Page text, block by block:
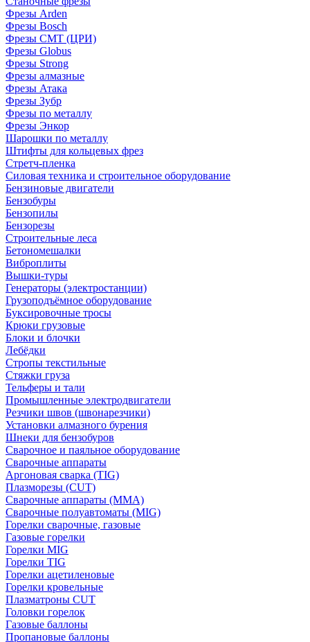
Фрезы Arden
Фрезы Bosch
Фрезы CMT (ЦРИ)
Фрезы Globus
Фрезы Strong
Фрезы алмазные
Фрезы Атака
Фрезы Зубр
Фрезы по металлу
Фрезы Энкор
Шарошки по металлу
Штифты для кольцевых фрез
Стретч-пленка
Силовая техника и строительное оборудование
Бензиновые двигатели
Бензобуры
Бензопилы
Бензорезы
Строительные леса
Бетономешалки
Виброплиты
Вышки-туры
Генераторы (электростанции)
Грузоподъёмное оборудование
Буксировочные тросы
Крюки грузовые
Блоки и блочки
Лебёдки
Стропы текстильные
Стяжки груза
Тельферы и тали
Промышленные электродвигатели
Резчики швов (швонарезчики)
Установки алмазного бурения
Шнеки для бензобуров
Сварочное и паяльное оборудование
Сварочные аппараты
Аргоновая сварка (TIG)
Плазморезы (CUT)
Сварочные аппараты (MMA)
Сварочные полуавтоматы (MIG)
Горелки сварочные, газовые
Газовые горелки
Горелки MIG
Горелки TIG
Горелки ацетиленовые
Горелки кровельные
Плазматроны CUT
Головки горелок
Газовые баллоны
Пропановые баллоны